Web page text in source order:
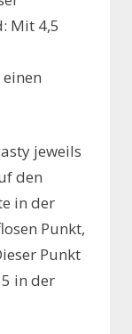
Mit 4,5
jeweils
den
in der
Punkt,
Punkt
in der